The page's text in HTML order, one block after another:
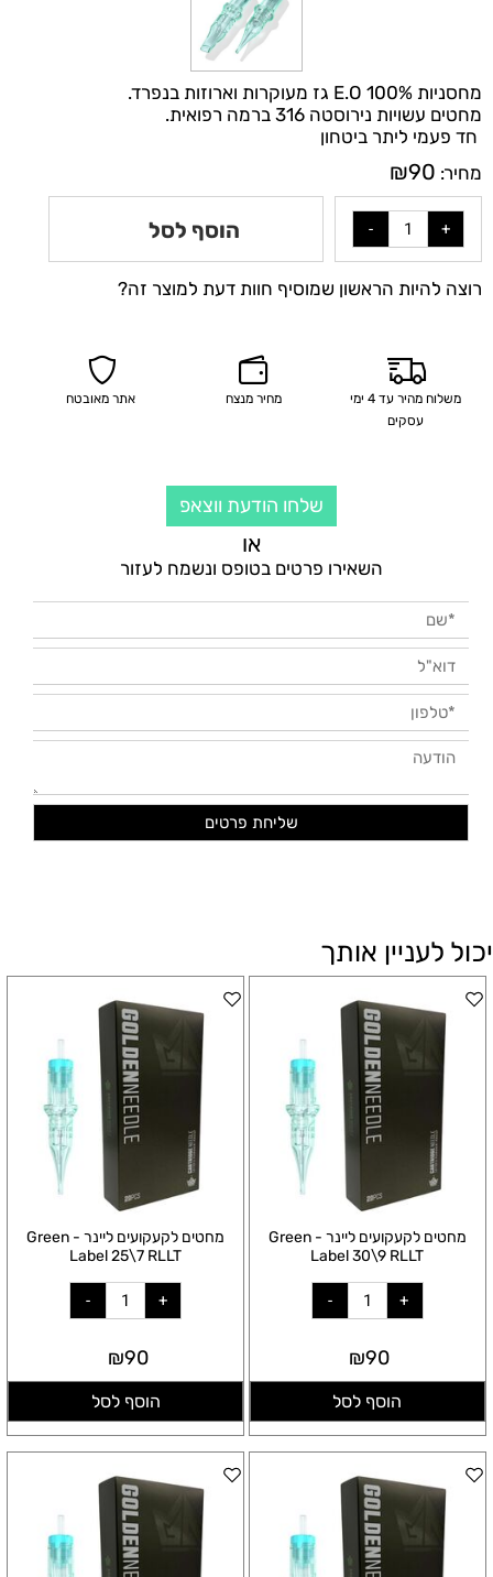
מחסניות 100% E.O גז מעוקרות וארוזות בנפרד.
מחטים עשויות נירוסטה 316 ברמה רפואית.
חד פעמי ליתר ביטחון
מחיר:
₪90
הוסף לסל
רוצה להיות הראשון שמוסיף חוות דעת למוצר זה?
משלוח מהיר עד 4 ימי
עסקים
מחיר מנצח אתר מאובטח
שלחו הודעת ווצאפ
או
השאירו פרטים בטופס ונשמח לעזור
יכול לעניין אותך
מחטים לקעקועים ליינר - Green
Label 30\9 RLLT
₪90
הוסף לסל
מחטים לקעקועים ליינר - Green
Label 25\7 RLLT
₪90
הוסף לסל